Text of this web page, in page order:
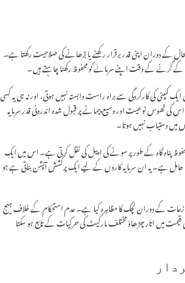
کے دوران اپنی قدر برقرار رکھنے یا بڑھانے کی صلاحیت رکھتا ہے۔
کے گرنے کے وقت اپنے سرمائے کو محفوظ رکھنا چاہتے ہیں۔
کی کارکردگی سے براہ راست وابستہ نہیں ہوتی، اور نہ ہی یہ کسی
ٹھوس نوعیت اور وسیع پیمانے پر قبول شدہ اندرونی قدر سرمایہ
میں دستیاب نہیں ہوتا۔
پناہ گاہ کے طور پر سونے کی اپیل کی نقل کرتی ہے۔ اس میں ایک
ہے۔ یہ ان سرمایہ کاروں کے لیے ایک پرکشش آپشن بناتی ہے جو
کے دوران لچک کا مظاہرہ کیا ہے۔ عدم استحکام کے خلاف ہیج
قیمت میں اتار چڑھاؤ مختلف مارکیٹ کی حرکیات کے تابع ہو سکتا